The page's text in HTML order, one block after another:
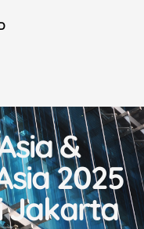
&
2025
Jakarta